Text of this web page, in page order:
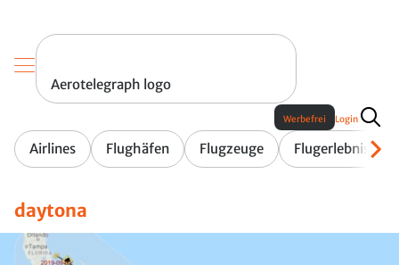
Aerotelegraph logo
Airlines Flughäfen Flugzeuge Flugerlebnis
Werbefrei Login
daytona